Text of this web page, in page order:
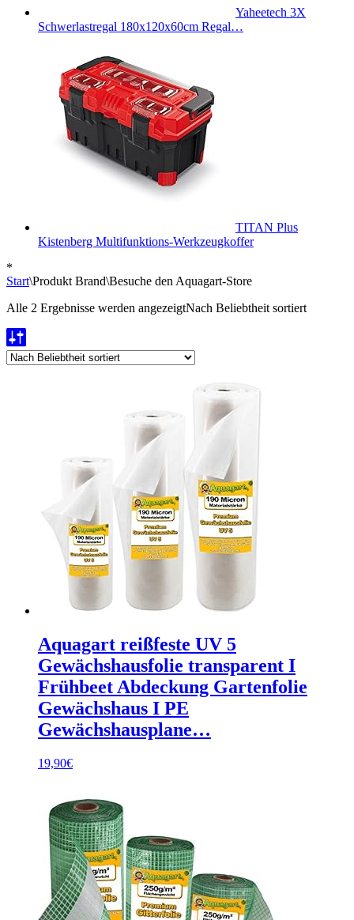
Yaheetech 3X
Schwerlastregal 180x120x60cm Regal…
TITAN Plus
Kistenberg Multifunktions-Werkzeugkoffer
*
Start\Produkt Brand\Besuche den Aquagart-Store
Alle 2 Ergebnisse werden angezeigtNach Beliebtheit sortiert
Aquagart reißfeste UV 5
Gewächshausfolie transparent I
Frühbeet Abdeckung Gartenfolie
Gewächshaus I PE
Gewächshausplane…
19,90€